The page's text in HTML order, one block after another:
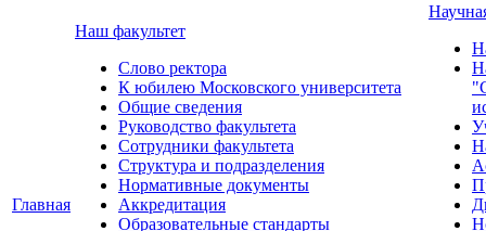
Главная
Наш факультет
Слово ректора
К юбилею Московского университета
Общие сведения
Руководство факультета
Сотрудники факультета
Структура и подразделения
Нормативные документы
Аккредитация
Образовательные стандарты